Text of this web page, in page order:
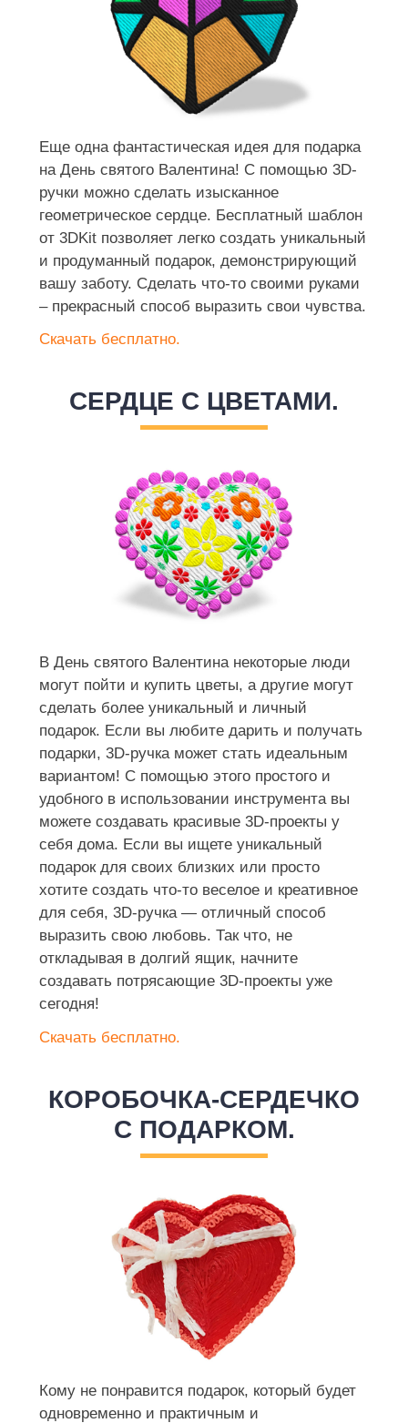
Еще одна фантастическая идея для подарка
на День святого Валентина! С помощью 3D-
ручки можно сделать изысканное
геометрическое сердце. Бесплатный шаблон
от 3DKit позволяет легко создать уникальный
и продуманный подарок, демонстрирующий
вашу заботу. Сделать что-то своими руками
– прекрасный способ выразить свои чувства.
Скачать бесплатно.
СЕРДЦЕ С ЦВЕТАМИ.
В День святого Валентина некоторые люди
могут пойти и купить цветы, а другие могут
сделать более уникальный и личный
подарок. Если вы любите дарить и получать
подарки, 3D-ручка может стать идеальным
вариантом! С помощью этого простого и
удобного в использовании инструмента вы
можете создавать красивые 3D-проекты у
себя дома. Если вы ищете уникальный
подарок для своих близких или просто
хотите создать что-то веселое и креативное
для себя, 3D-ручка — отличный способ
выразить свою любовь. Так что, не
откладывая в долгий ящик, начните
создавать потрясающие 3D-проекты уже
сегодня!
Скачать бесплатно.
КОРОБОЧКА-СЕРДЕЧКО
С ПОДАРКОМ.
Кому не понравится подарок, который будет
одновременно и практичным и